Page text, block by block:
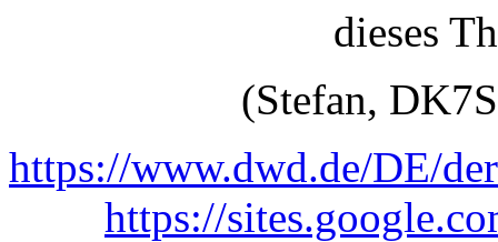
dieses
(Stefan,
https://www.dwd.de/DE/
https://